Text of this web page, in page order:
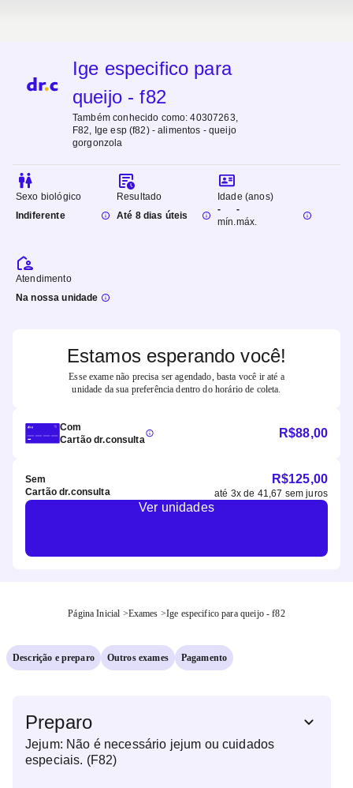
Ige especifico para
queijo - f82
Também conhecido como:40307263,
F82, Ige esp (f82) - alimentos - queijo
gorgonzola
Sexo biológico
Indiferente
Resultado
Até 8 dias úteis
Idade (anos)
-
mín.
-
máx.
Atendimento
Na nossa unidade
Estamos esperando você!
Esse exame não precisa ser agendado, basta você ir até a
unidade da sua preferência dentro do horário de coleta.
Com
Cartão dr.consulta
R$88,00
Sem
Cartão dr.consulta
R$125,00
até 3x de 41,67 sem juros
Ver unidades
Página Inicial >Exames >Ige especifico para queijo - f82
Descrição e preparo Outros exames Pagamento
Preparo
Jejum: Não é necessário jejum ou cuidados
especiais. (F82)